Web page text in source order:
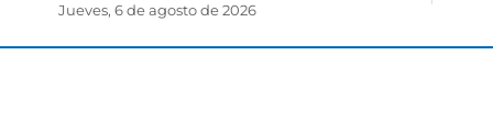
Jueves, 6 de agosto de 2026